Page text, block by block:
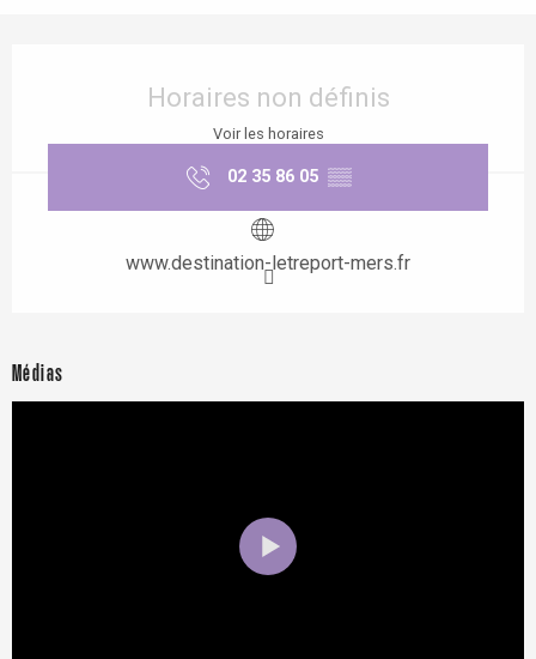
Horaires non définis
Voir les horaires
02 35 86 05 ▒▒
www.destination-letreport-mers.fr
Médias